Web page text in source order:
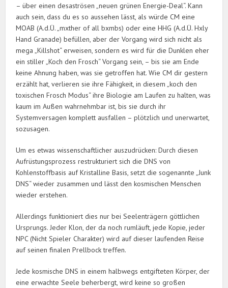
– über einen desaströsen „neuen grünen Energie-Deal“. Kann
auch sein, dass du es so aussehen lässt, als würde CM eine
MOAB (A.d.Ü. „mxther of all bxmbs) oder eine HHG (A.d.Ü. Hxly
Hand Granade) befüllen, aber der Vorgang wird sich nicht als
mega „Killshot“ erweisen, sondern es wird für die Dunklen eher
ein stiller „Koch den Frosch“ Vorgang sein, – bis sie am Ende
keine Ahnung haben, was sie getroffen hat. Wie CM dir gestern
erzählt hat, verlieren sie ihre Fähigkeit, in diesem „koch den
toxischen Frosch Modus“ ihre Biologie am Laufen zu halten, was
kaum im Außen wahrnehmbar ist, bis sie durch ihr
Systemversagen komplett ausfallen – plötzlich und unerwartet,
sozusagen.
Um es etwas wissenschaftlicher auszudrücken: Durch diesen
Aufrüstungsprozess restrukturiert sich die DNS von
Kohlenstoffbasis auf Kristalline Basis, setzt die sogenannte „Junk
DNS“ wieder zusammen und lässt den kosmischen Menschen
wieder erstehen.
Allerdings funktioniert dies nur bei Seelenträgern göttlichen
Ursprungs. Jeder Klon, der da noch rumläuft, jede Kopie, jeder
NPC (Nicht Spieler Charakter) wird auf dieser laufenden Reise
auf seinen finalen Prellbock treffen.
Jede kosmische DNS in einem halbwegs entgifteten Körper, der
eine erwachte Seele beherbergt, wird keine so großen